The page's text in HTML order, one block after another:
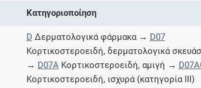
Βρείτε θεραπευτικές ενδείξεις και αγωγές για
Κατηγοριοποίηση
D Δερματολογικά φάρμακα → D07
Κορτικοστεροειδή, δερματολογικά
→ D07AΚορτικοστεροειδή, αμιγή →
Κορτικοστεροειδή, ισχυρά (κατηγορία ΙΙΙ)